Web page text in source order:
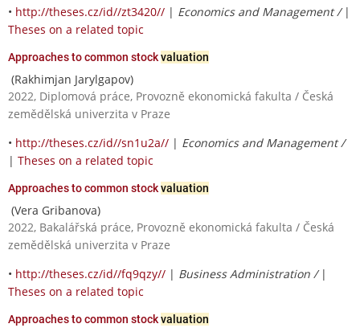
• http://theses.cz/id//zt3420// | Economics and Management / |
Theses on a related topic
Approaches to common stockvaluation
(Rakhimjan Jarylgapov)
2022, Diplomová práce, Provozně ekonomická fakulta / Česká
zemědělská univerzita v Praze
• http://theses.cz/id//sn1u2a// | Economics and Management /
| Theses on a related topic
Approaches to common stockvaluation
(Vera Gribanova)
2022, Bakalářská práce, Provozně ekonomická fakulta / Česká
zemědělská univerzita v Praze
• http://theses.cz/id//fq9qzy// | Business Administration / |
Theses on a related topic
Approaches to common stockvaluation